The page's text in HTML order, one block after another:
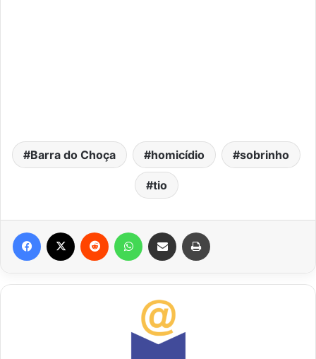
Barra do Choça homicídio sobrinho
tio
Facebook Reddit WhatsAppCompartilhar via e-mail